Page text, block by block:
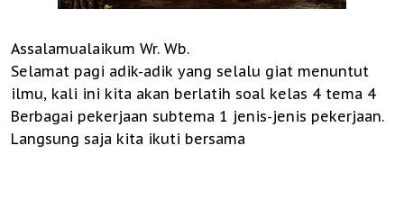
Assalamualaikum Wr. Wb.
Selamat pagi adik-adik yang selalu giat menuntut
ilmu, kali ini kita akan berlatih soal kelas 4 tema 4
Berbagai pekerjaan subtema 1 jenis-jenis pekerjaan.
Langsung saja kita ikuti bersama